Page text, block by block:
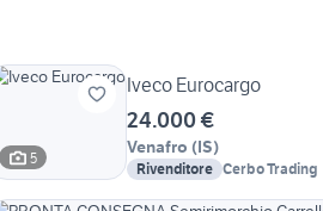
5
Iveco Eurocargo
24.000 €
Venafro (IS)
Rivenditore Cerbo Trading